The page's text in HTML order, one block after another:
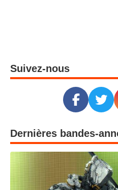
Suivez-nous
Dernières bandes-